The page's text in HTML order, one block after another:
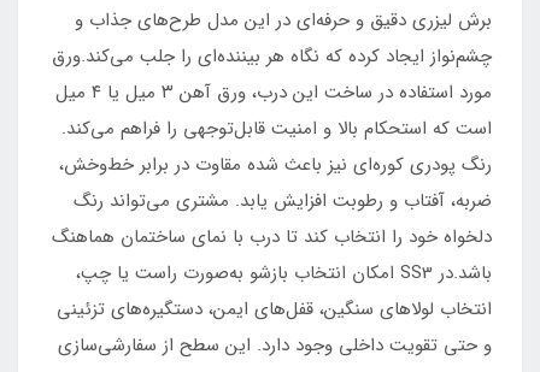
برش لیزری دقیق و حرفه‌ای در این مدل طرح‌های جذاب و
چشم‌نواز ایجاد کرده که نگاه هر بیننده‌ای را جلب می‌کند.ورق
مورد استفاده در ساخت این درب، ورق آهن ۳ میل یا ۴ میل
است که استحکام بالا و امنیت قابل‌توجهی را فراهم می‌کند.
رنگ پودری کوره‌ای نیز باعث شده مقاوت در برابر خط‌وخش،
ضربه، آفتاب و رطوبت افزایش یابد. مشتری می‌تواند رنگ
دلخواه خود را انتخاب کند تا درب با نمای ساختمان هماهنگ
باشد.در SS3 امکان انتخاب بازشو به‌صورت راست یا چپ،
انتخاب لولاهای سنگین، قفل‌های ایمن، دستگیره‌های تزئینی
و حتی تقویت داخلی وجود دارد. این سطح از سفارشی‌سازی